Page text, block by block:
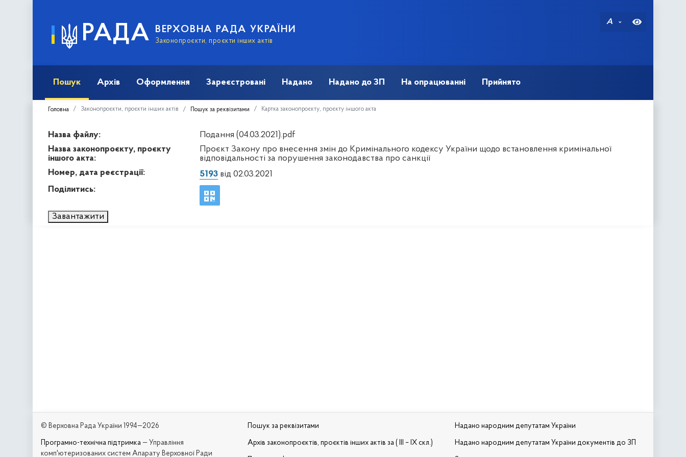
РАДА ВЕРХОВНА РАДА УКРАЇНИ
Законопроєкти, проєкти інших актів
A
Пошук Архів Оформлення Зареєстровані Надано Надано до ЗП На опрацюванні Прийнято
Головна Законопроєкти, проєкти інших актів Пошук за реквізитами Картка законопроєкту, проєкту іншого акта
Назва файлу:
Подання (04.03.2021).pdf
Назва законопроєкту, проєкту
іншого акта:
Проєкт Закону про внесення змін до Кримінального кодексу України щодо встановлення кримінальної
відповідальності за порушення законодавства про санкції
Номер, дата реєстрації:
5193від 02.03.2021
Поділитись:
Завантажити
© Верховна Рада України 1994—2026
Програмно-технічна підтримка — Управління
комп'ютеризованих систем Апарату Верховної Ради
Пошук за реквізитами
Архів законопроєктів, проєктів інших актів за ( III – IX скл.)
Надано народним депутатам України
Надано народним депутатам України документів до ЗП